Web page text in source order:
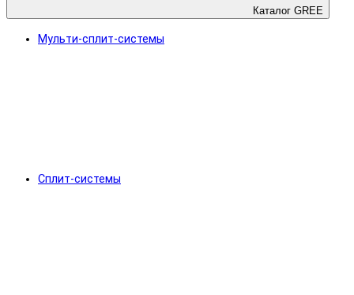
Каталог GREE
Мульти-сплит-системы
Сплит-системы